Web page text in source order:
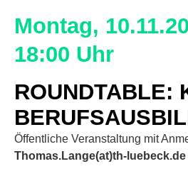
Montag,
18:00 Uhr
ROUNDTABLE:
Öffentliche Veranstaltung mit
Thomas.Lange(at)th-luebeck.de